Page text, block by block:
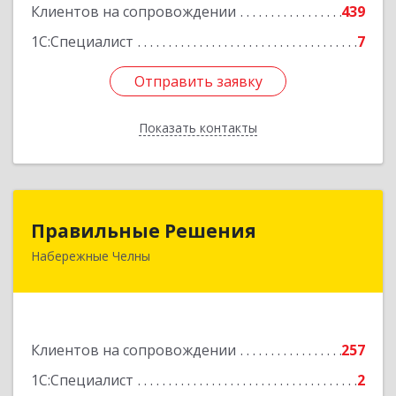
Клиентов на сопровождении
439
1С:Специалист
7
Отправить заявку
Показать контакты
Отправить заявку
Назад
Правильные Решения
Набережные Челны
Клиентов на сопровождении
257
1С:Специалист
2
423832, Татарстан Респ, Набережные Челны г,